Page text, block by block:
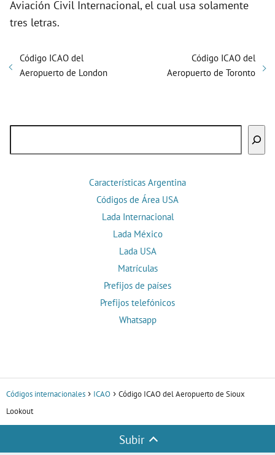
Aviación Civil Internacional, el cual usa solamente
tres letras.
Código ICAO del
Aeropuerto de London
Código ICAO del
Aeropuerto de Toronto
Características Argentina
Códigos de Área USA
Lada Internacional
Lada México
Lada USA
Matrículas
Prefijos de países
Prefijos telefónicos
Whatsapp
Códigos internacionales ICAO
Código ICAO del Aeropuerto de Sioux
Lookout
Subir